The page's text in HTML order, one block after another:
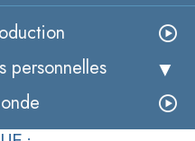
personnelles